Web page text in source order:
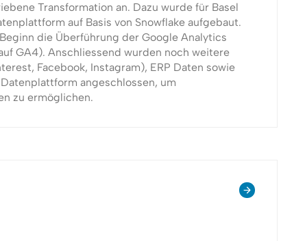
Transformation an. Dazu wurde für Basel
auf Basis von Snowflake aufgebaut.
die Überführung der Google Analytics
GA4). Anschliessend wurden noch weitere
Facebook, Instagram), ERP Daten sowie
angeschlossen, um
zu ermöglichen.